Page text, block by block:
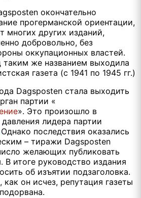
окончательно
прогерманской ориентации,
многих других изданий,
добровольно, без
оккупационных властей.
же названием выходила
газета (с 1941 по 1945 гг.)
Dagsposten стала выходить
партии «
». Это произошло в
лидера партии
Однако последствия оказались
– тиражи Dagsposten
желающих публиковать
В итоге руководство издания
об изъятии подзаголовка.
он исчез, репутация газеты